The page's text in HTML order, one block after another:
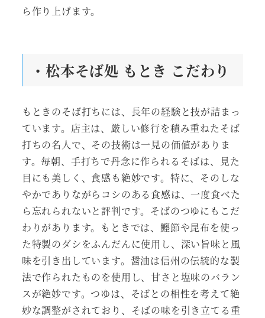
ら作り上げます。
・松本そば処 もとき こだわり
もときのそば打ちには、長年の経験と技が詰まっ
ています。店主は、厳しい修行を積み重ねたそば
打ちの名人で、その技術は一見の価値がありま
す。毎朝、手打ちで丹念に作られるそばは、見た
目にも美しく、食感も絶妙です。特に、そのしな
やかでありながらコシのある食感は、一度食べた
ら忘れられないと評判です。そばのつゆにもこだ
わりがあります。もときでは、鰹節や昆布を使っ
た特製のダシをふんだんに使用し、深い旨味と風
味を引き出しています。醤油は信州の伝統的な製
法で作られたものを使用し、甘さと塩味のバラン
スが絶妙です。つゆは、そばとの相性を考えて絶
妙な調整がされており、そばの味を引き立てる重